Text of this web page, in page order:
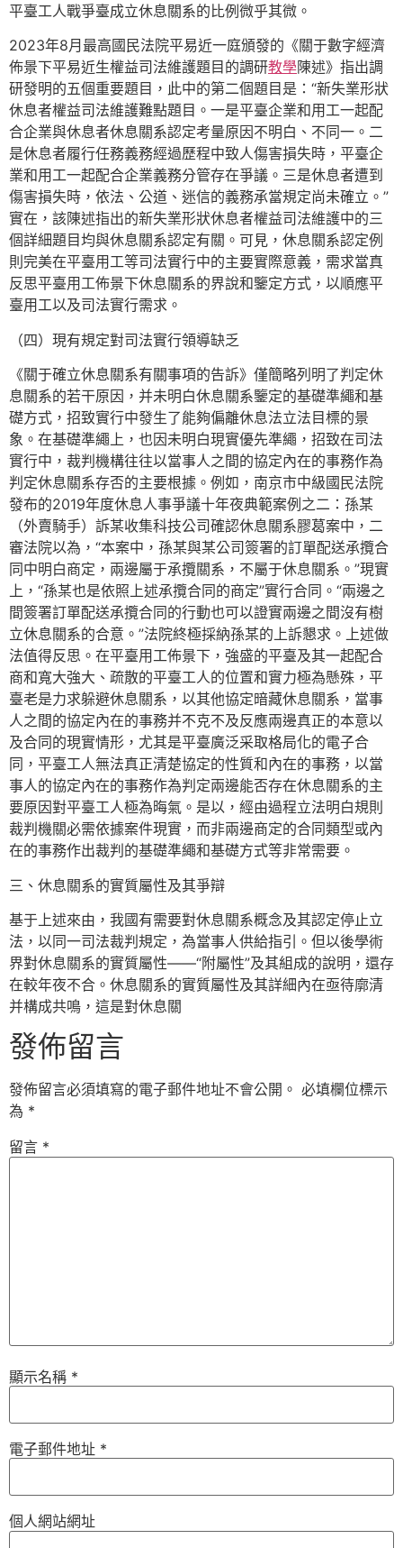
平臺工人戰爭臺成立休息關系的比例微乎其微。
2023年8月最高國民法院平易近一庭頒發的《關于數字經濟
佈景下平易近生權益司法維護題目的調研教學陳述》指出調
研發明的五個重要題目，此中的第二個題目是：“新失業形狀
休息者權益司法維護難點題目。一是平臺企業和用工一起配
合企業與休息者休息關系認定考量原因不明白、不同一。二
是休息者履行任務義務經過歷程中致人傷害損失時，平臺企
業和用工一起配合企業義務分管存在爭議。三是休息者遭到
傷害損失時，依法、公道、迷信的義務承當規定尚未確立。”
實在，該陳述指出的新失業形狀休息者權益司法維護中的三
個詳細題目均與休息關系認定有關。可見，休息關系認定例
則完美在平臺用工等司法實行中的主要實際意義，需求當真
反思平臺用工佈景下休息關系的界說和鑒定方式，以順應平
臺用工以及司法實行需求。
（四）現有規定對司法實行領導缺乏
《關于確立休息關系有關事項的告訴》僅簡略列明了判定休
息關系的若干原因，并未明白休息關系鑒定的基礎準繩和基
礎方式，招致實行中發生了能夠偏離休息法立法目標的景
象。在基礎準繩上，也因未明白現實優先準繩，招致在司法
實行中，裁判機構往往以當事人之間的協定內在的事務作為
判定休息關系存否的主要根據。例如，南京市中級國民法院
發布的2019年度休息人事爭議十年夜典範案例之二：孫某
（外賣騎手）訴某收集科技公司確認休息關系膠葛案中，二
審法院以為，“本案中，孫某與某公司簽署的訂單配送承攬合
同中明白商定，兩邊屬于承攬關系，不屬于休息關系。”現實
上，“孫某也是依照上述承攬合同的商定”實行合同。“兩邊之
間簽署訂單配送承攬合同的行動也可以證實兩邊之間沒有樹
立休息關系的合意。”法院終極採納孫某的上訴懇求。上述做
法值得反思。在平臺用工佈景下，強盛的平臺及其一起配合
商和寬大強大、疏散的平臺工人的位置和實力極為懸殊，平
臺老是力求躲避休息關系，以其他協定暗藏休息關系，當事
人之間的協定內在的事務并不克不及反應兩邊真正的本意以
及合同的現實情形，尤其是平臺廣泛采取格局化的電子合
同，平臺工人無法真正清楚協定的性質和內在的事務，以當
事人的協定內在的事務作為判定兩邊能否存在休息關系的主
要原因對平臺工人極為晦氣。是以，經由過程立法明白規則
裁判機關必需依據案件現實，而非兩邊商定的合同類型或內
在的事務作出裁判的基礎準繩和基礎方式等非常需要。
三、休息關系的實質屬性及其爭辯
基于上述來由，我國有需要對休息關系概念及其認定停止立
法，以同一司法裁判規定，為當事人供給指引。但以後學術
界對休息關系的實質屬性——“附屬性”及其組成的說明，還存
在較年夜不合。休息關系的實質屬性及其詳細內在亟待廓清
并構成共鳴，這是對休息關
發佈留言
發佈留言必須填寫的電子郵件地址不會公開。 必填欄位標示
為 *
留言 *
顯示名稱 *
電子郵件地址 *
個人網站網址